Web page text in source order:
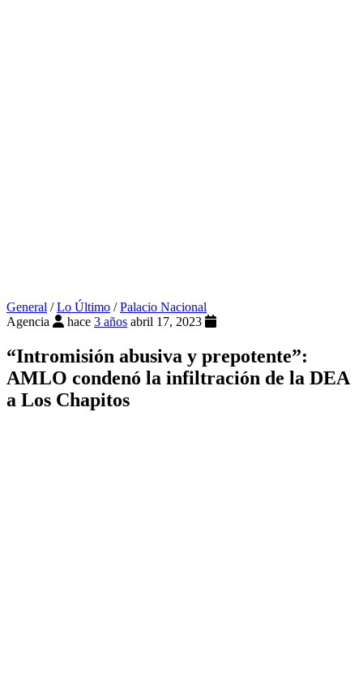
General /Lo Último /Palacio Nacional
Agencia
hace 3 años abril 17, 2023
“Intromisión abusiva y prepotente”:
AMLO condenó la infiltración de la DEA
a Los Chapitos